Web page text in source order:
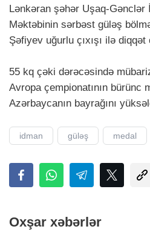
Lənkəran şəhər Uşaq-Gənclər
Məktəbinin sərbəst güləş
Şəfiyev uğurlu çıxışı ilə diqqət
55 kq çəki dərəcəsində
Avropa çempionatının bürünc
Azərbaycanın bayrağını
idman güləş medal
Oxşar xəbərlər